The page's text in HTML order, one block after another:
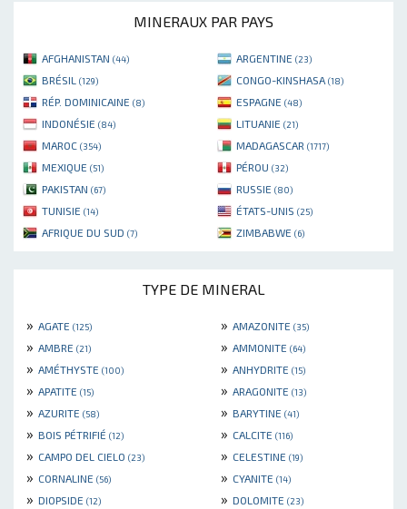
MINERAUX PAR PAYS
AFGHANISTAN (44) ARGENTINE (23)
BRÉSIL (129) CONGO-KINSHASA (18)
RÉP. DOMINICAINE (8) ESPAGNE (48)
INDONÉSIE (84) LITUANIE (21)
MAROC (354) MADAGASCAR (1717)
MEXIQUE (51) PÉROU (32)
PAKISTAN (67) RUSSIE (80)
TUNISIE (14) ÉTATS-UNIS (25)
AFRIQUE DU SUD (7) ZIMBABWE (6)
TYPE DE MINERAL
» AGATE (125) » AMAZONITE (35)
» AMBRE (21) » AMMONITE (64)
» AMÉTHYSTE (100) » ANHYDRITE (15)
» APATITE (15) » ARAGONITE (13)
» AZURITE (58) » BARYTINE (41)
» BOIS PÉTRIFIÉ (12) » CALCITE (116)
» CAMPO DEL CIELO (23) » CELESTINE (19)
» CORNALINE (56) » CYANITE (14)
» DIOPSIDE (12) » DOLOMITE (23)